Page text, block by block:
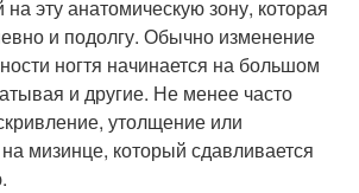
на эту анатомическую зону, которая
и подолгу. Обычно изменение
ногтя начинается на большом
и другие. Не менее часто
утолщение или
мизинце, который сдавливается